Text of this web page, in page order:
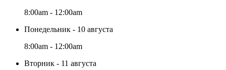
8:00am - 12:00am
Понедельник - 10 августа
8:00am - 12:00am
Вторник - 11 августа